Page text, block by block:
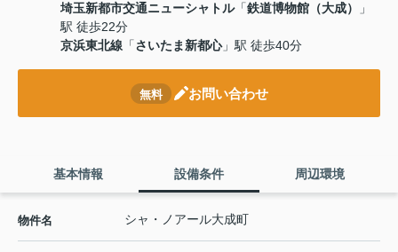
埼玉新都市交通ニューシャトル「鉄道博物館（大成）
」
駅 徒歩22分
京浜東北線 「さいたま新都心」駅 徒歩40分
無料 お問い合わせ
基本情報 設備条件 周辺環境
物件名 シャ・ノアール大成町